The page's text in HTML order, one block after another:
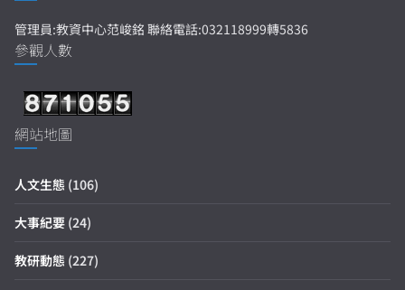
管理員:教資中心范峻銘 聯絡電話:032118999轉5836
參觀人數
網站地圖
人文生態 (106)
大事紀要 (24)
教研動態 (227)